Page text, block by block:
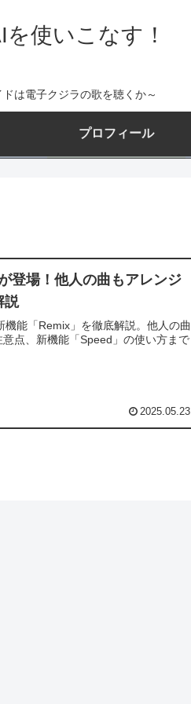
を使いこなす！
ドは電子クジラの歌を聴くか～
プロフィール
登場！他人の曲もアレンジ
説
能「Remix」を徹底解説。他人の曲
点、新機能「Speed」の使い方まで
2025.05.23